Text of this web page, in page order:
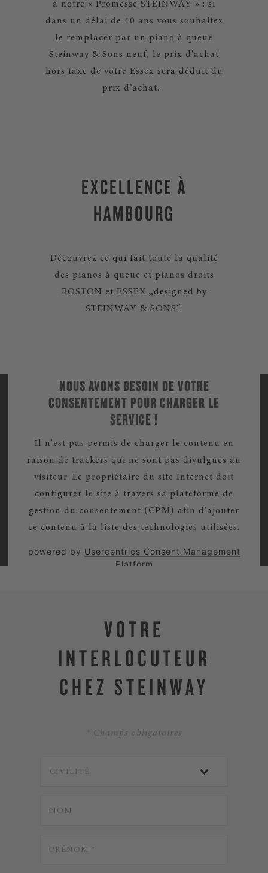
a notre « Promesse STEINWAY » : si
dans un délai de 10 ans vous souhaitez
le remplacer par un piano à queue
Steinway & Sons neuf, le prix d'achat
hors taxe de votre Essex sera déduit du
prix d’achat.
EXCELLENCE À
HAMBOURG
Découvrez ce qui fait toute la qualité
des pianos à queue et pianos droits
BOSTON et ESSEX „designed by
STEINWAY & SONS“.
NOUS AVONS BESOIN DE VOTRE
CONSENTEMENT POUR CHARGER LE
SERVICE !
Il n'est pas permis de charger le contenu en
raison de trackers qui ne sont pas divulgués au
visiteur. Le propriétaire du site Internet doit
configurer le site à travers sa plateforme de
gestion du consentement (CPM) afin d'ajouter
ce contenu à la liste des technologies utilisées.
powered by Usercentrics Consent Management
Platform
VOTRE
INTERLOCUTEUR
CHEZ STEINWAY
* Champs obligatoires